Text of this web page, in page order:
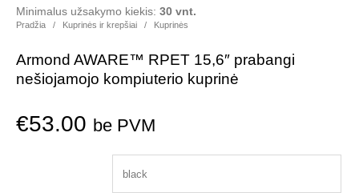
Pradžia / Kuprinės ir krepšiai / Kuprinės
Armond AWARE™ RPET 15,6″ prabangi
nešiojamojo kompiuterio kuprinė
€53.00 be PVM
Minimalus užsakymo kiekis:30 vnt.